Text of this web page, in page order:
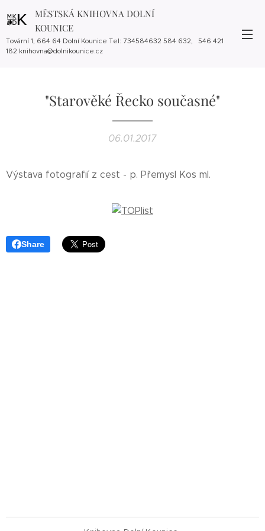
MĚSTSKÁ KNIHOVNA DOLNÍ
KOUNICE
Tovární 1, 664 64 Dolní Kounice Tel: 734584632 584 632, 546 421
182 knihovna@dolnikounice.cz
"Starověké Řecko současné"
06.01.2017
Výstava fotografií z cest - p. Přemysl Kos ml.
Share